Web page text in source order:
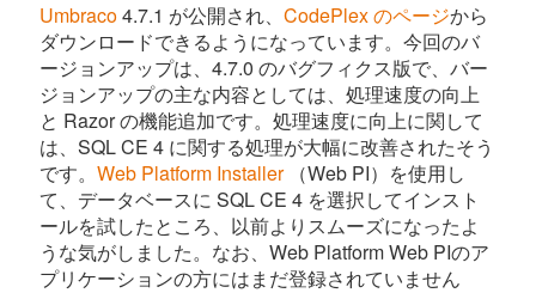
Umbraco4.7.1 が公開され、 CodePlex のページから
ダウンロードできるようになっています。今回のバ
ージョンアップは、4.7.0 のバグフィクス版で、バー
ジョンアップの主な内容としては、処理速度の向上
と Razor の機能追加です。処理速度に向上に関して
は、SQL CE 4 に関する処理が大幅に改善されたそう
です。 Web Platform Installer（Web PI）を使用し
て、データベースに SQL CE 4 を選択してインスト
ールを試したところ、以前よりスムーズになったよ
うな気がしました。なお、Web Platform Web PIのア
プリケーションの方にはまだ登録されていません